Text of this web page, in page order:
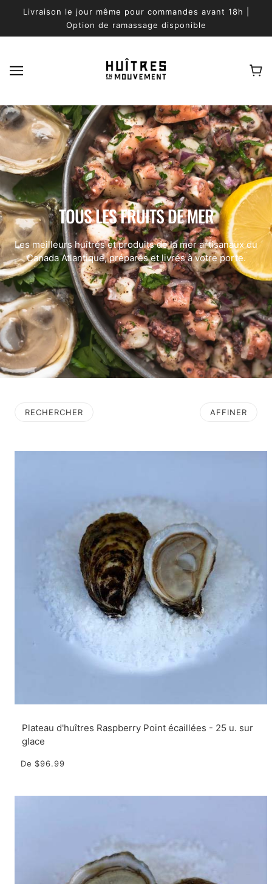
Livraison le jour même pour commandes avant 18h |
Option de ramassage disponible
TOUS LES FRUITS DE MER
Les meilleurs huîtres et produits de la mer artisanaux du
Canada Atlantique, préparés et livrés à votre porte.
RECHERCHER AFFINER
Plateau d'huîtres Raspberry Point écaillées - 25 u. sur
glace
De $96.99